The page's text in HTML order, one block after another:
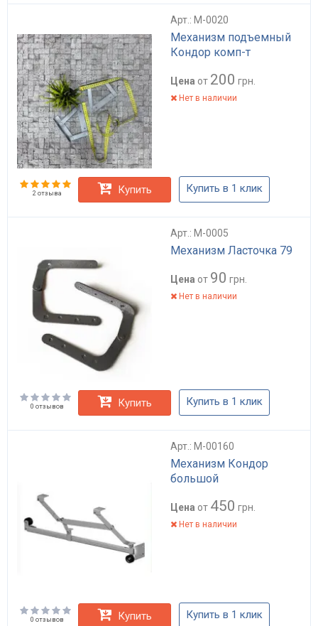
Арт.: M-0020
Механизм подъемный
Кондор комп-т
Цена от 200 грн.
Нет в наличии
2 отзыва Купить Купить в 1 клик
Арт.: M-0005
Механизм Ласточка 79
Цена от 90 грн.
Нет в наличии
0 отзывов Купить Купить в 1 клик
Арт.: M-00160
Механизм Кондор
большой
Цена от 450 грн.
Нет в наличии
0 отзывов Купить Купить в 1 клик